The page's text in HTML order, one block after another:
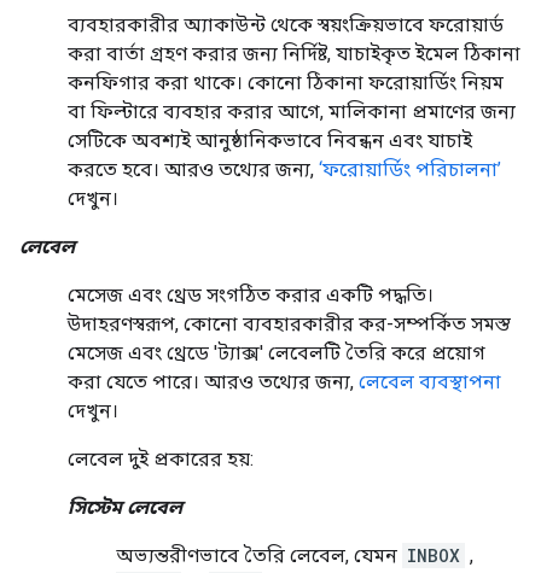
ব্যবহারকারীর অ্যাকাউন্ট থেকে স্বয়ংক্রিয়ভাবে ফরোয়ার্ড
করা বার্তা গ্রহণ করার জন্য নির্দিষ্ট, যাচাইকৃত ইমেল ঠিকানা
কনফিগার করা থাকে। কোনো ঠিকানা ফরোয়ার্ডিং নিয়ম
বা ফিল্টারে ব্যবহার করার আগে, মালিকানা প্রমাণের জন্য
সেটিকে অবশ্যই আনুষ্ঠানিকভাবে নিবন্ধন এবং যাচাই
করতে হবে। আরও তথ্যের জন্য, ‘ফরোয়ার্ডিং পরিচালনা’
দেখুন।
লেবেল
মেসেজ এবং থ্রেড সংগঠিত করার একটি পদ্ধতি।
উদাহরণস্বরূপ, কোনো ব্যবহারকারীর কর-সম্পর্কিত সমস্ত
মেসেজ এবং থ্রেডে 'ট্যাক্স' লেবেলটি তৈরি করে প্রয়োগ
করা যেতে পারে। আরও তথ্যের জন্য, লেবেল ব্যবস্থাপনা
দেখুন।
লেবেল দুই প্রকারের হয়:
সিস্টেম লেবেল
অভ্যন্তরীণভাবে তৈরি লেবেল, যেমন INBOX ,